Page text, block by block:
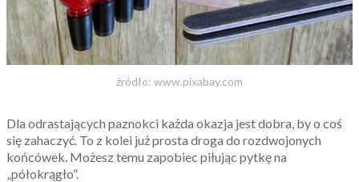
źródło: www.pixabay.com
Dla odrastających paznokci każda okazja jest dobra, by o coś
się zahaczyć. To z kolei już prosta droga do rozdwojonych
końcówek. Możesz temu zapobiec piłując pytkę na
„półokrągło”.